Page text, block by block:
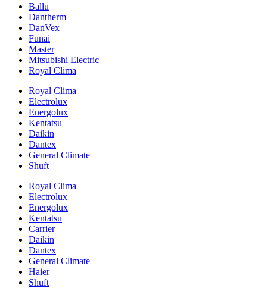
Ballu
Dantherm
DanVex
Funai
Master
Mitsubishi Electric
Royal Clima
Royal Clima
Electrolux
Energolux
Kentatsu
Daikin
Dantex
General Climate
Shuft
Royal Clima
Electrolux
Energolux
Kentatsu
Carrier
Daikin
Dantex
General Climate
Haier
Shuft